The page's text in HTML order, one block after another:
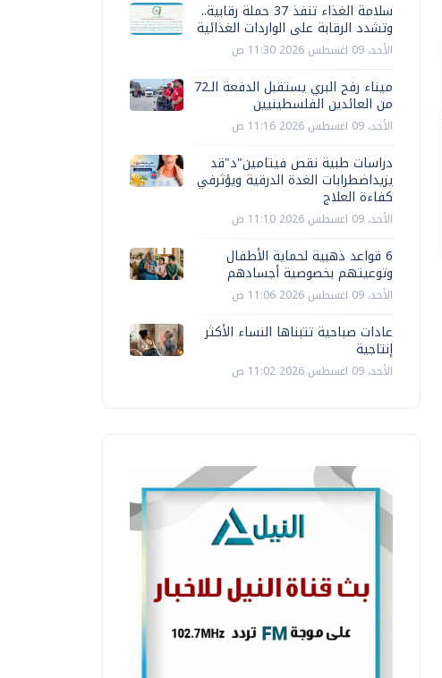
سلامة الغذاء تنفذ 37 حملة رقابية..
وتشدد الرقابة على الواردات الغذائية
الأحد، 09 اغسطس 2026 11:30 ص
ميناء رفح البري يستقبل الدفعة الـ72
من العائدين الفلسطينيين
الأحد، 09 اغسطس 2026 11:16 ص
دراسات طبية نقص فيتامين"د"قد
يزيداضطرابات الغدة الدرقية ويؤثرفي
كفاءة العلاج
الأحد، 09 اغسطس 2026 11:10 ص
6 قواعد ذهبية لحماية الأطفال
وتوعيتهم بخصوصية أجسادهم
الأحد، 09 اغسطس 2026 11:06 ص
عادات صباحية تتبناها النساء الأكثر
إنتاجية
الأحد، 09 اغسطس 2026 11:02 ص